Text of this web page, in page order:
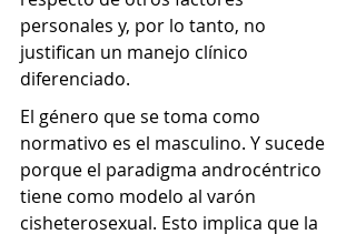
personales y, por lo tanto, no
justifican un manejo clínico
diferenciado.
El género que se toma como
normativo es el masculino. Y sucede
porque el paradigma androcéntrico
tiene como modelo al varón
cisheterosexual. Esto implica que la